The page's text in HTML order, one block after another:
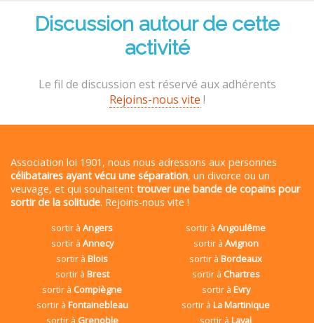
Discussion autour de cette
activité
Le fil de discussion est réservé aux adhérents
Rejoins-nous vite !
Association loi 1901, nous nous adressons aux personnes
célibataires ayant vécu une séparation, un divorce ou un
veuvage, et qui souhaitent trouver une bande de copains pour
sortir de la solitude. Rejoins-nous vite !
sortir àAngers sortir àAngoulême
sortir à Annecy sortir à Avignon
sortir àBlois sortir àBordeaux
sortir à Brest sortir à Chartres
sortir à Compiègne sortir à Evry
sortir à Fontainebleau sortir àLa Martinique
sortir à Grenoble sortir àLaval